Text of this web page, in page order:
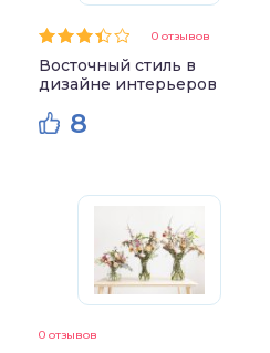
0 отзывов
Восточный стиль в
дизайне интерьеров
8
0 отзывов